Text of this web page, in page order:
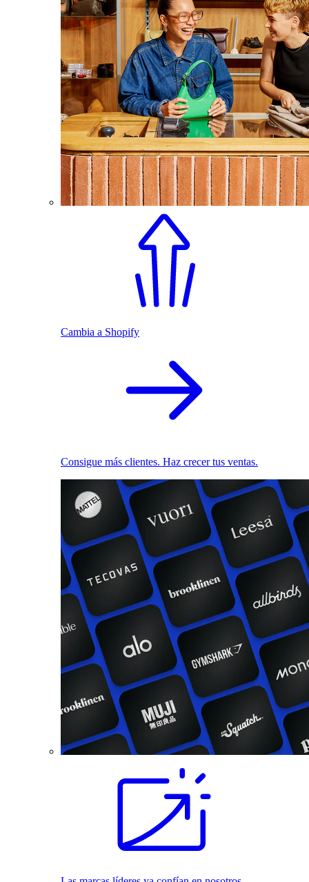
Cambia a Shopify
Consigue más clientes. Haz crecer tus ventas.